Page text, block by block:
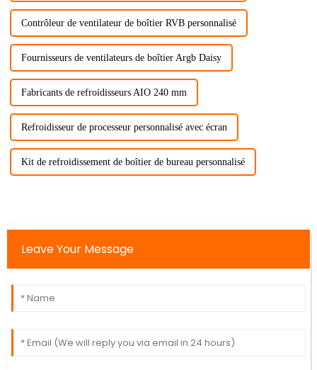
Contrôleur de ventilateur de boîtier RVB personnalisé
Fournisseurs de ventilateurs de boîtier Argb Daisy
Fabricants de refroidisseurs AIO 240 mm
Refroidisseur de processeur personnalisé avec écran
Kit de refroidissement de boîtier de bureau personnalisé
Leave Your Message